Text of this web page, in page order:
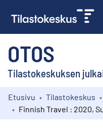
OTOS
Tilastokeskuksen
Kokoelmat
Etusivu Tilastokeskus